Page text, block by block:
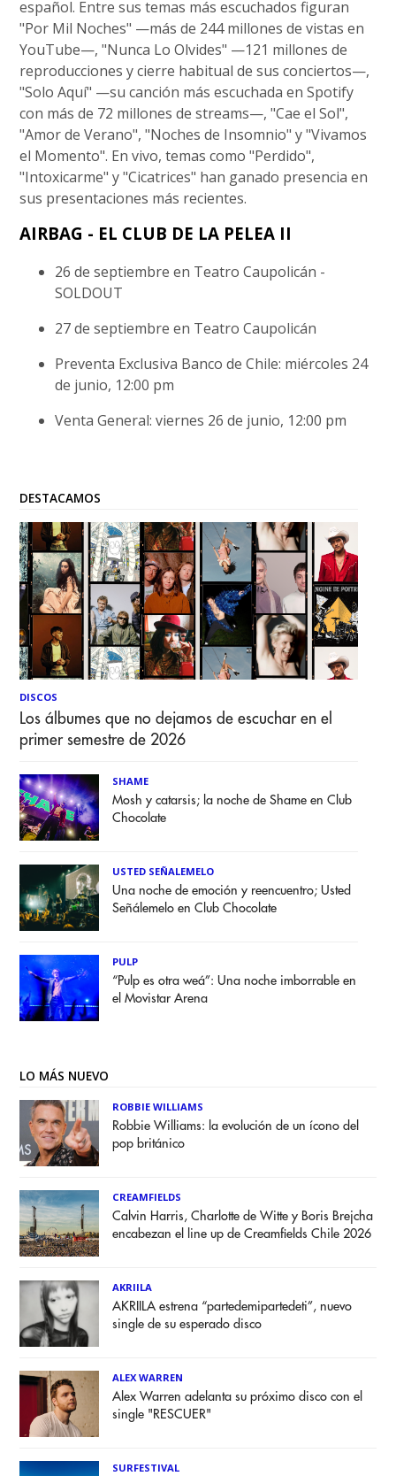
español. Entre sus temas más escuchados figuran
"Por Mil Noches" —más de 244 millones de vistas en
YouTube—, "Nunca Lo Olvides" —121 millones de
reproducciones y cierre habitual de sus conciertos—,
"Solo Aquí" —su canción más escuchada en Spotify
con más de 72 millones de streams—, "Cae el Sol",
"Amor de Verano", "Noches de Insomnio" y "Vivamos
el Momento". En vivo, temas como "Perdido",
"Intoxicarme" y "Cicatrices" han ganado presencia en
sus presentaciones más recientes.
AIRBAG - EL CLUB DE LA PELEA II
26 de septiembre en Teatro Caupolicán -
SOLDOUT
27 de septiembre en Teatro Caupolicán
Preventa Exclusiva Banco de Chile: miércoles 24
de junio, 12:00 pm
Venta General: viernes 26 de junio, 12:00 pm
DESTACAMOS
DISCOS
Los álbumes que no dejamos de escuchar en el
primer semestre de 2026
SHAME
Mosh y catarsis; la noche de Shame en Club
Chocolate
USTED SEÑALEMELO
Una noche de emoción y reencuentro; Usted
Señálemelo en Club Chocolate
PULP
“Pulp es otra weá”: Una noche imborrable en
el Movistar Arena
LO MÁS NUEVO
ROBBIE WILLIAMS
Robbie Williams: la evolución de un ícono del
pop británico
CREAMFIELDS
Calvin Harris, Charlotte de Witte y Boris Brejcha
encabezan el line up de Creamfields Chile 2026
AKRIILA
AKRIILA estrena “partedemipartedeti”, nuevo
single de su esperado disco
ALEX WARREN
Alex Warren adelanta su próximo disco con el
single "RESCUER"
SURFESTIVAL